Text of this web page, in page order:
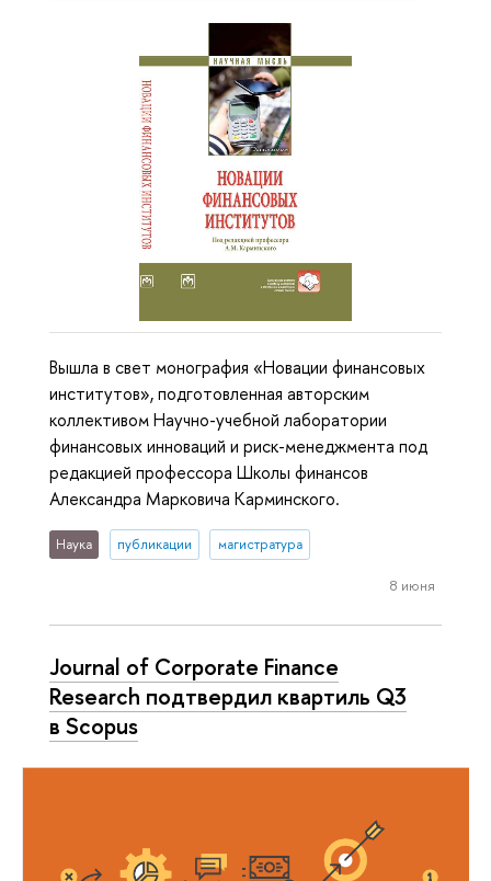
Вышла в свет монография «Новации финансовых
институтов», подготовленная авторским
коллективом Научно-учебной лаборатории
финансовых инноваций и риск-менеджмента под
редакцией профессора Школы финансов
Александра Марковича Карминского.
Наука публикации магистратура
8 июня
Journal of Corporate Finance
Research подтвердил квартиль Q3
в Scopus